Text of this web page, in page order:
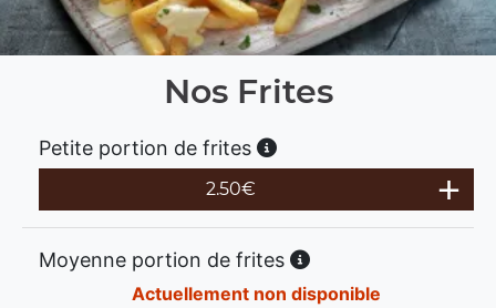
Nos Frites
Petite portion de frites
2.50€
Moyenne portion de frites
Actuellement non disponible